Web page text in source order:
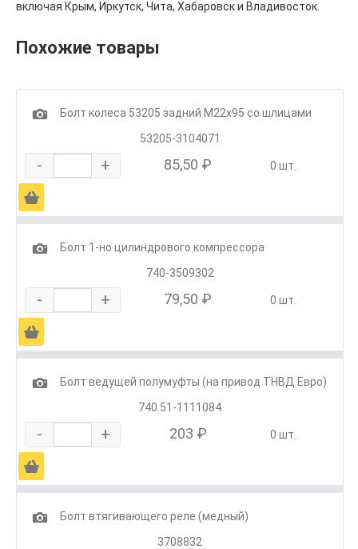
включая Крым, Иркутск, Чита, Хабаровск и Владивосток.
Похожие товары
1
Болт колеса 53205 задний М22х95 со шлицами
53205-3104071
- + 85,50 ₽ 0 шт.
Ä
1
Болт 1-но цилиндрового компрессора
740-3509302
- + 79,50 ₽ 0 шт.
Ä
1
Болт ведущей полумуфты (на привод ТНВД Евро)
740.51-1111084
- + 203 ₽ 0 шт.
Ä
1
Болт втягивающего реле (медный)
3708832